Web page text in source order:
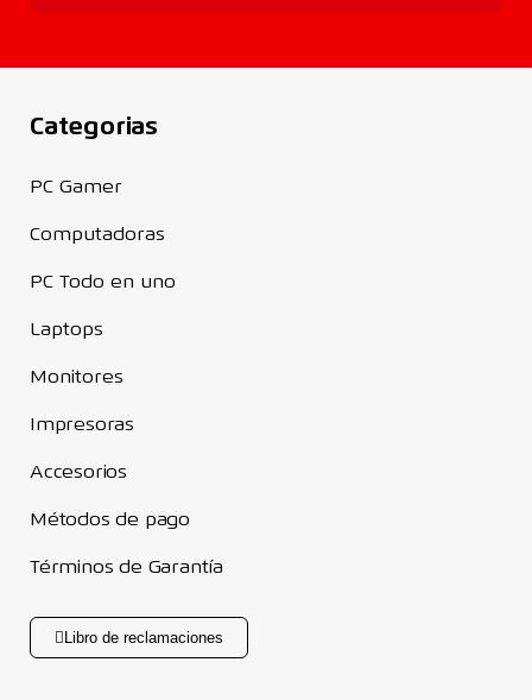
Categorias
PC Gamer
Computadoras
PC Todo en uno
Laptops
Monitores
Impresoras
Accesorios
Métodos de pago
Términos de Garantía
Libro de reclamaciones